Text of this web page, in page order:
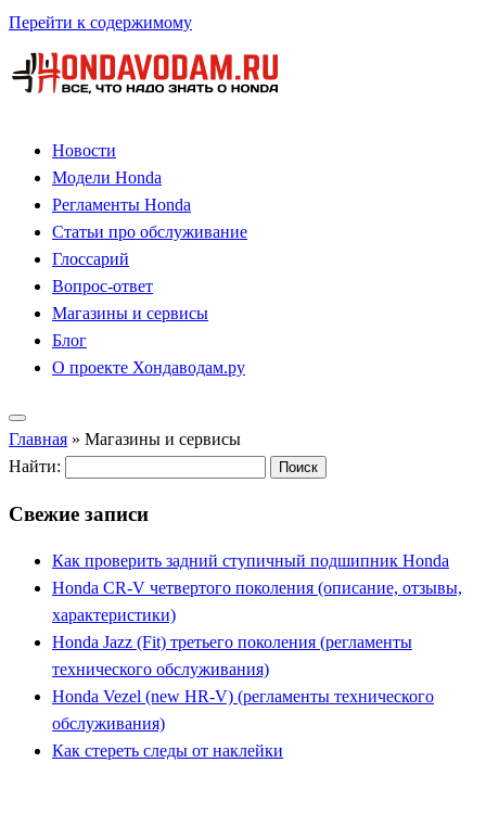
Перейти к содержимому
Новости
Модели Honda
Регламенты Honda
Статьи про обслуживание
Глоссарий
Вопрос-ответ
Магазины и сервисы
Блог
О проекте Хондаводам.ру
Главная » Магазины и сервисы
Найти:
Свежие записи
Как проверить задний ступичный подшипник Honda
Honda CR-V четвертого поколения (описание, отзывы,
характеристики)
Honda Jazz (Fit) третьего поколения (регламенты
технического обслуживания)
Honda Vezel (new HR-V) (регламенты технического
обслуживания)
Как стереть следы от наклейки